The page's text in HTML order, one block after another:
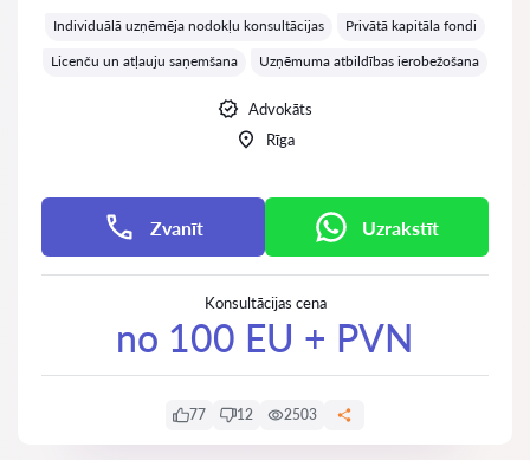
Individuālā uzņēmēja nodokļu konsultācijas
Privātā kapitāla fondi
Licenču un atļauju saņemšana
Uzņēmuma atbildības ierobežošana
Advokāts
Rīga
Zvanīt Uzrakstīt
Konsultācijas cena
no 100 EU + PVN
77 12 2503